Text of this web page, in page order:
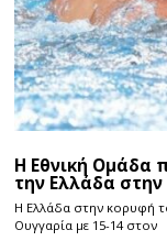
Η Εθνική Ομάδα
την Ελλάδα
Η Ελλάδα στην κορυφή
Ουγγαρία με 15-14 στον